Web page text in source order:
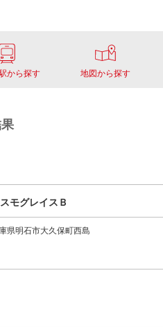
から探す 地図から探す
モグレイスＢ
県明石市大久保町西島